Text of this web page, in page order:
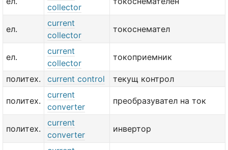
collector
ел.
current
collector
токоснемател
ел.
current
collector
токоприемник
политех. current control текущ контрол
политех.
current
converter
преобразувател на ток
политех.
current
converter
инвертор